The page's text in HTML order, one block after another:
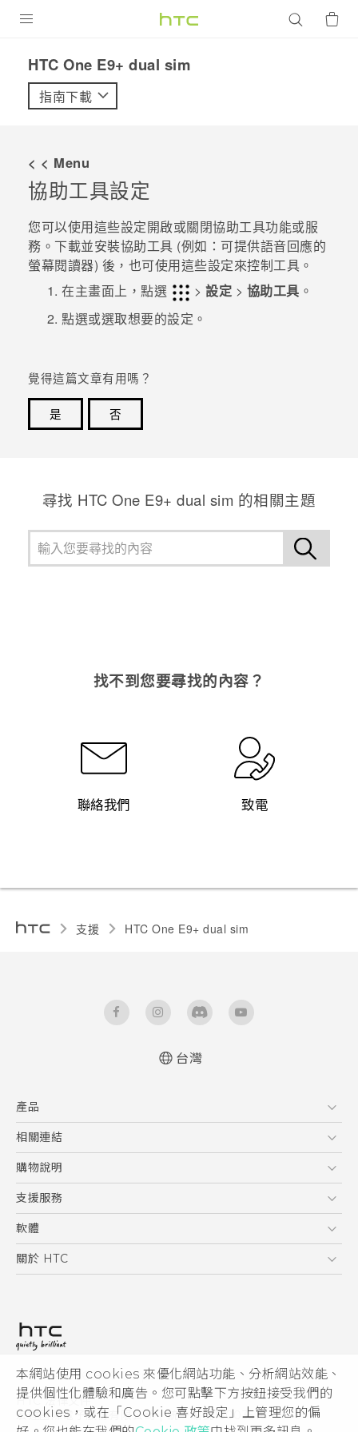
本網站使用 cookies 來優化網站功能、分析網站效能、
提供個性化體驗和廣告。您可點擊下方按鈕接受我們的
cookies，或在「Cookie 喜好設定」上管理您的偏
VIVE
配件
優惠專區
焦點訊息
校園專案
銷售門市
銷售通路
支援服務
HTC One E9+ dual sim‎
指南下載
< < Menu
協助工具設定
您可以使用這些設定開啟或關閉協助工具功能或服
務。下載並安裝協助工具 (例如：可提供語音回應的
螢幕閱讀器) 後，也可使用這些設定來控制工具。
在主畫面上，點選 > 設定 > 協助工具 。
點選或選取想要的設定。
覺得這篇文章有用嗎？
是
否
尋找 HTC One E9+ dual sim 的相關主題
找不到您要尋找的內容？
聯絡我們 致電
支援 HTC One E9+ dual sim‎
台灣
產品
5G
智慧型手機
配件
相關連結
HTC Research
購物說明
購物須知
訂單管理
付款方式
支援服務
到府收送維修服務
服務中心資訊
客戶服務佈告欄
軟體
應用程式
HTC Sync Manager
關於 HTC
投資人
隱私權政策
產品安全性
© 2011-2026 HTC Corporation
HTC 法律文件
宏達國際電子股份有限公司 | 統一編號16003518